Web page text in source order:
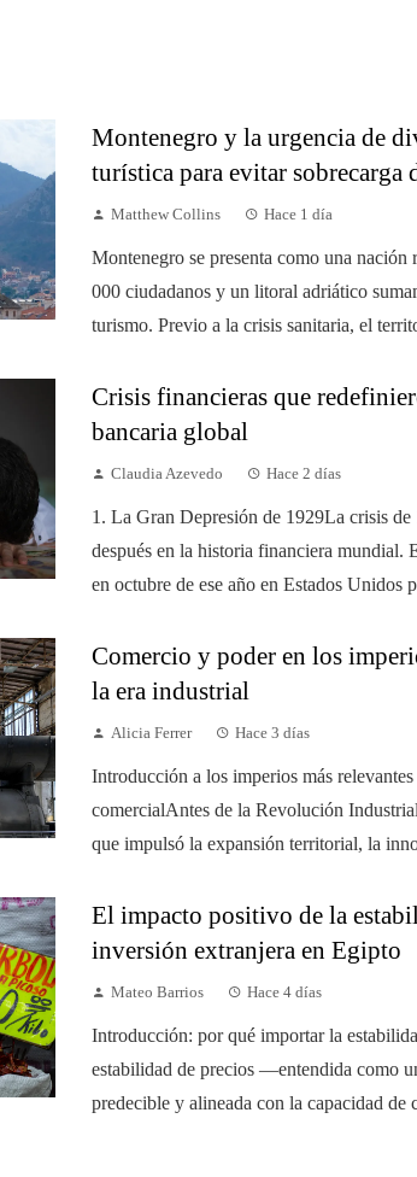
Montenegro y la urgencia de
turística para evitar sobrecarga
Matthew Collins Hace 1 día
Montenegro se presenta como una nación
000 ciudadanos y un litoral adriático
turismo. Previo a la crisis sanitaria, el
Crisis financieras que
bancaria global
Claudia Azevedo Hace 2 días
1. La Gran Depresión de 1929La crisis de
después en la historia financiera mundial.
en octubre de ese año en Estados Unidos
Comercio y poder en los
la era industrial
Alicia Ferrer Hace 3 días
Introducción a los imperios más
comercialAntes de la Revolución
que impulsó la expansión territorial, la
El impacto positivo de la
inversión extranjera en Egipto
Mateo Barrios Hace 4 días
Introducción: por qué importar la
estabilidad de precios —entendida como
predecible y alineada con la capacidad de